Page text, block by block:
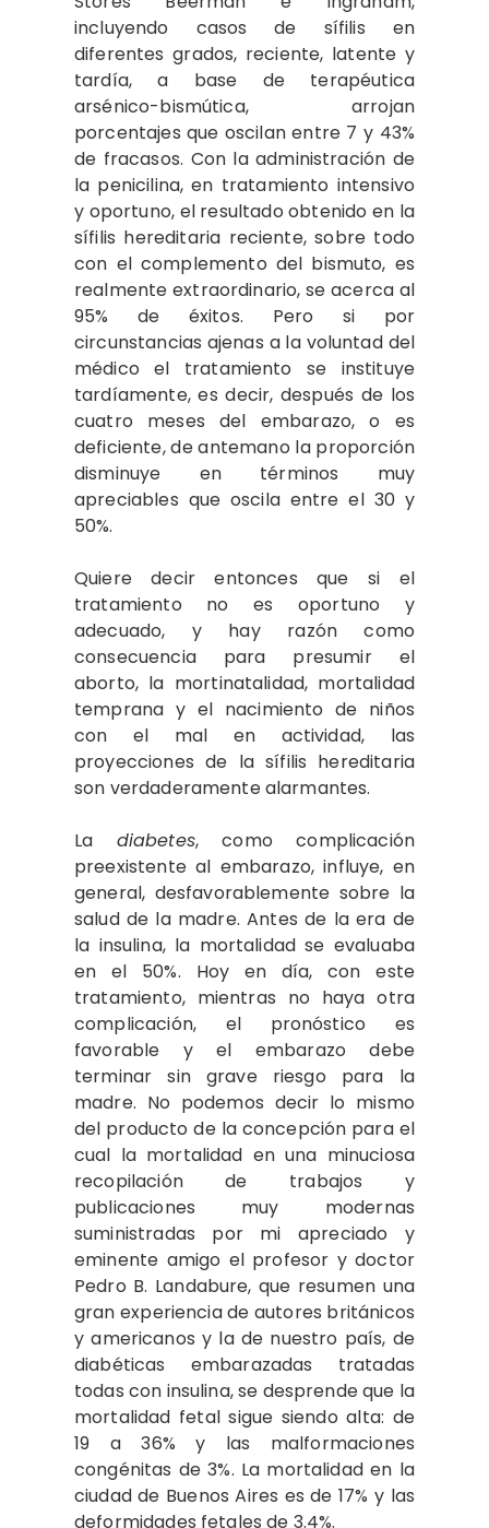
incluyendo casos de sífilis en
diferentes grados, reciente, latente y
tardía, a base de terapéutica
arsénico-bismútica, arrojan
porcentajes que oscilan entre 7 y 43%
de fracasos. Con la administración de
la penicilina, en tratamiento intensivo
y oportuno, el resultado obtenido en la
sífilis hereditaria reciente, sobre todo
con el complemento del bismuto, es
realmente extraordinario, se acerca al
95% de éxitos. Pero si por
circunstancias ajenas a la voluntad del
médico el tratamiento se instituye
tardíamente, es decir, después de los
cuatro meses del embarazo, o es
deficiente, de antemano la proporción
disminuye en términos muy
apreciables que oscila entre el 30 y
50%.
Quiere decir entonces que si el
tratamiento no es oportuno y
adecuado, y hay razón como
consecuencia para presumir el
aborto, la mortinatalidad, mortalidad
temprana y el nacimiento de niños
con el mal en actividad, las
proyecciones de la sífilis hereditaria
son verdaderamente alarmantes.
La diabetes, como complicación
preexistente al embarazo, influye, en
general, desfavorablemente sobre la
salud de la madre. Antes de la era de
la insulina, la mortalidad se evaluaba
en el 50%. Hoy en día, con este
tratamiento, mientras no haya otra
complicación, el pronóstico es
favorable y el embarazo debe
terminar sin grave riesgo para la
madre. No podemos decir lo mismo
del producto de la concepción para el
cual la mortalidad en una minuciosa
recopilación de trabajos y
publicaciones muy modernas
suministradas por mi apreciado y
eminente amigo el profesor y doctor
Pedro B. Landabure, que resumen una
gran experiencia de autores británicos
y americanos y la de nuestro país, de
diabéticas embarazadas tratadas
todas con insulina, se desprende que la
mortalidad fetal sigue siendo alta: de
19 a 36% y las malformaciones
congénitas de 3%. La mortalidad en la
ciudad de Buenos Aires es de 17% y las
deformidades fetales de 3.4%.